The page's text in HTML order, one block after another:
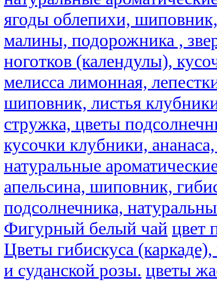
ягоды облепихи,
малины, подорожника ,
ноготков (календулы),
мелисса лимонная,
шиповник, листья
стружка, цветы
кусочки клубники,
натуральные
апельсина, шиповник,
подсолнечника,
Фигурный белый чай цвет
Цветы гибискуса
и суданской розы. цветы